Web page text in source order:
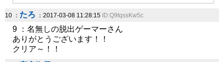
10 ： たろ ：2017-03-08 11:28:15 ID:Q9tqssKw5c
9 ：名無しの脱出ゲーマーさん
ありがとうございます！！
クリア～！！